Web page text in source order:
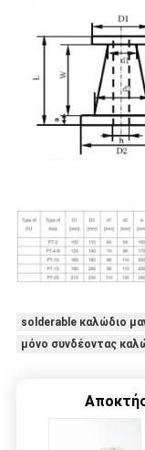
solderable καλώδιο
μόνο συνδέοντας